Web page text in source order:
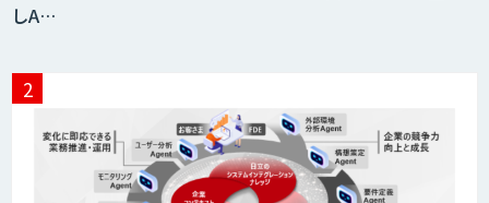
JOINT AI Flow byGMO
しA…